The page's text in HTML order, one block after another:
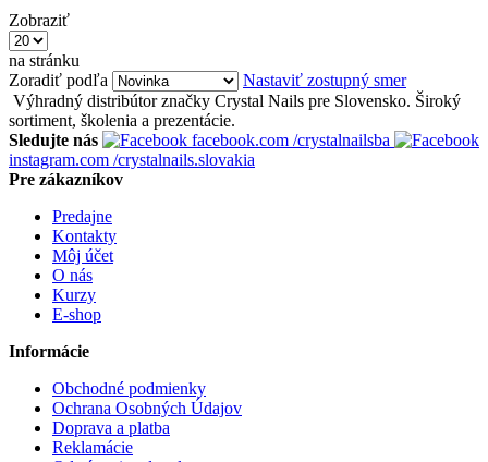
Zobraziť
na stránku
Zoradiť podľa
Nastaviť zostupný smer
Výhradný distribútor značky Crystal Nails pre Slovensko. Široký
sortiment, školenia a prezentácie.
Sledujte nás
facebook.com /crystalnailsba
instagram.com /crystalnails.slovakia
Pre zákazníkov
Predajne
Kontakty
Môj účet
O nás
Kurzy
E-shop
Informácie
Obchodné podmienky
Ochrana Osobných Údajov
Doprava a platba
Reklamácie